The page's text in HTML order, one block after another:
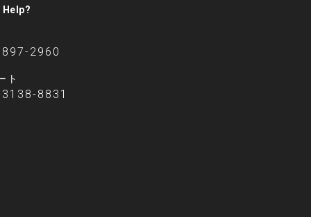
Help?
2960
ト
8831